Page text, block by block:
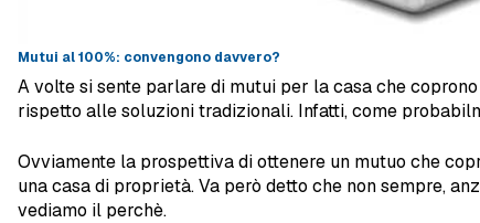
Mutui al 100%: convengono davvero?
A volte si sente parlare di mutui per la casa che
rispetto alle soluzioni tradizionali. Infatti, come
Ovviamente la prospettiva di ottenere un mutuo che
una casa di proprietà. Va però detto che non sempre,
vediamo il perchè.